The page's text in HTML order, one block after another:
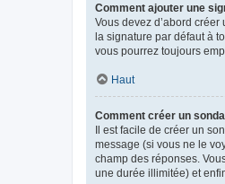
Comment ajouter une
Vous devez d’abord
la signature par défaut à
vous pourrez toujours
Haut
Comment créer un
Il est facile de créer un
message (si vous ne le
champ des réponses.
une durée illimitée) et